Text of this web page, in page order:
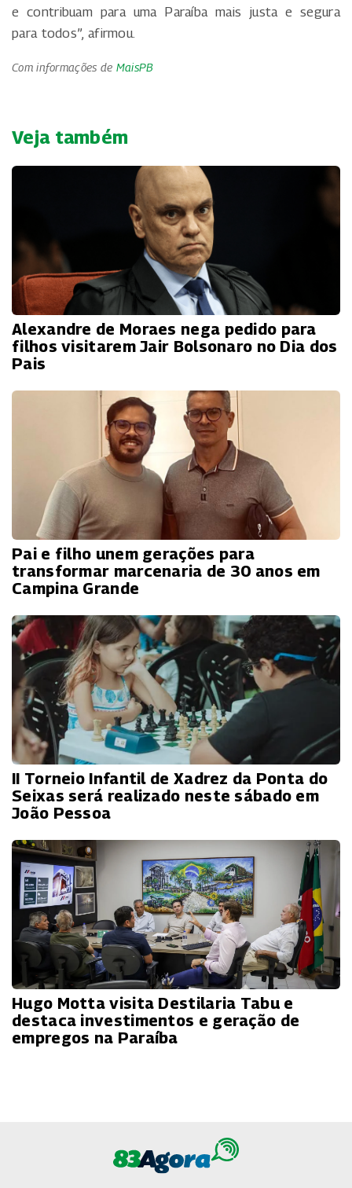
e contribuam para uma Paraíba mais justa e segura
para todos”, afirmou.
Com informações de MaisPB
Veja também
Alexandre de Moraes nega pedido para
filhos visitarem Jair Bolsonaro no Dia dos
Pais
Pai e filho unem gerações para
transformar marcenaria de 30 anos em
Campina Grande
II Torneio Infantil de Xadrez da Ponta do
Seixas será realizado neste sábado em
João Pessoa
Hugo Motta visita Destilaria Tabu e
destaca investimentos e geração de
empregos na Paraíba